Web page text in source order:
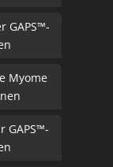
GAPS™-
Myome
GAPS™-